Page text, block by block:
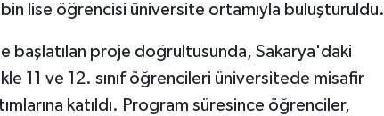
lise öğrencisi üniversite ortamıyla buluşturuldu.
başlatılan proje doğrultusunda, Sakarya'daki
11 ve 12. sınıf öğrencileri üniversitede misafir
katıldı. Program süresince öğrenciler,